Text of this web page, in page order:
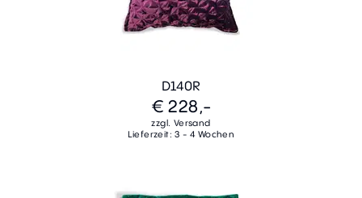
D140R
€ 228,-
zzgl. Versand
Lieferzeit: 3 - 4 Wochen